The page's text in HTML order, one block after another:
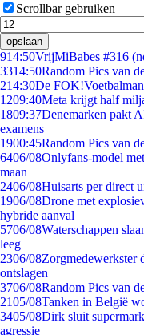
Scrollbar gebruiken
opslaan
914:50VrijMiBabes #316
3314:50Random Pics van
214:30De
1209:40Meta krijgt half
1809:37Denemarken pakt
examens
1900:45Random Pics van
6406/08Onlyfans-model
maan
2406/08Huisarts per direct
1906/08Drone met
hybride aanval
5706/08Waterschappen
leeg
2306/08Zorgmedewerkster
ontslagen
3706/08Random Pics van
2105/08Tanken in België
3405/08Dirk sluit
agressie